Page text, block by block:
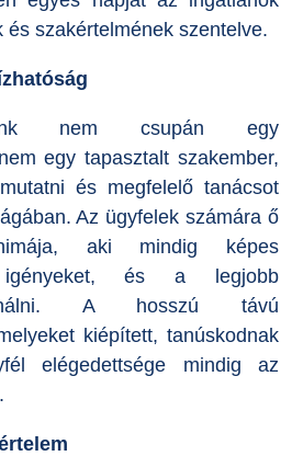
és szakértelmének szentelve.
nem csupán egy
egy tapasztalt szakember,
és megfelelő tanácsot
Az ügyfelek számára ő
aki mindig képes
és a legjobb
A hosszú távú
kiépített, tanúskodnak
elégedettsége mindig az